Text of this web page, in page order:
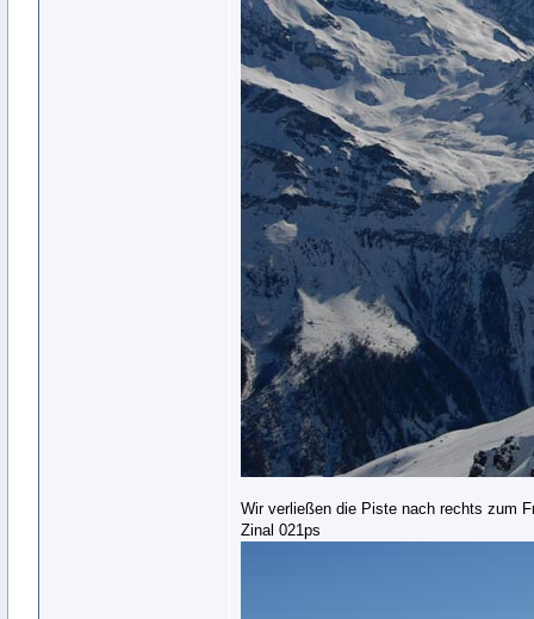
Wir verließen die Piste nach rechts zum
Zinal 021ps